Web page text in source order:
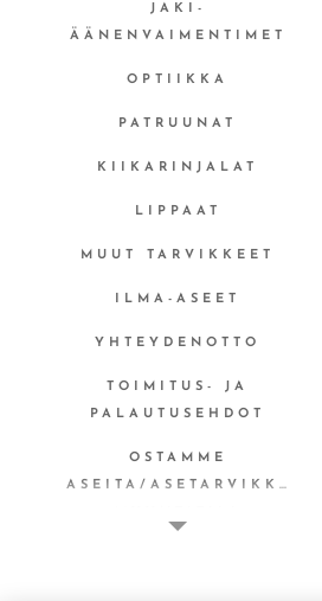
JAKI-
ÄÄNENVAIMENTIMET
OPTIIKKA
PATRUUNAT
KIIKARINJALAT
LIPPAAT
MUUT TARVIKKEET
ILMA-ASEET
YHTEYDENOTTO
TOIMITUS- JA
PALAUTUSEHDOT
OSTAMME
ASEITA/ASETARVIKKEITA